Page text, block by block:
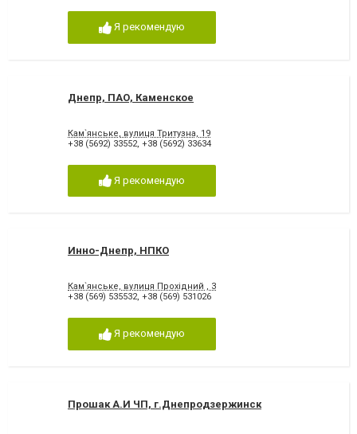
Я рекомендую
Днепр, ПАО, Каменское
Кам`янське, вулиця Тритузна, 19
+38 (5692) 33552, +38 (5692) 33634
Я рекомендую
Инно-Днепр, НПКО
Кам`янське, вулиця Прохідний , 3
+38 (569) 535532, +38 (569) 531026
Я рекомендую
Прошак А.И ЧП, г.Днепродзержинск